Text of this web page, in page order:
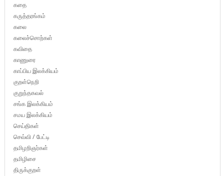
கதை
கருத்தரங்கம்
கலை
கலைச்சொற்கள்
கவிதை
காணுரை
காப்பிய இலக்கியம்
குறள்நெறி
குறுந்தகவல்
சங்க இலக்கியம்
சமய இலக்கியம்
செய்திகள்
செவ்வி / பேட்டி
தமிழறிஞர்கள்
தமிழிசை
திருக்குறள்